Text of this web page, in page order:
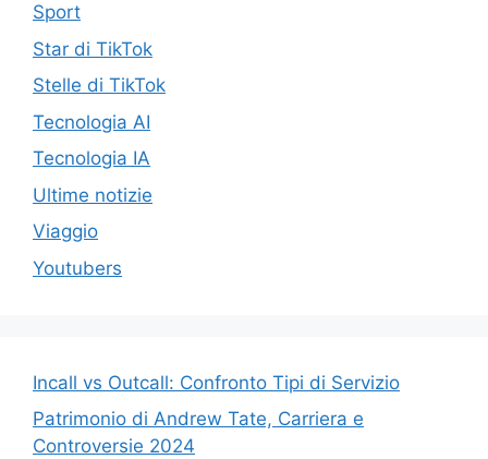
Sport
Star di TikTok
Stelle di TikTok
Tecnologia AI
Tecnologia IA
Ultime notizie
Viaggio
Youtubers
Incall vs Outcall: Confronto Tipi di Servizio
Patrimonio di Andrew Tate, Carriera e
Controversie 2024